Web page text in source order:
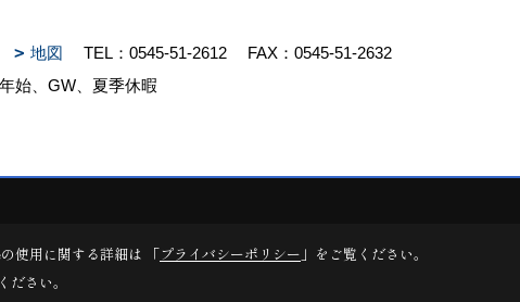
地図 TEL： 0545-51-2612
FAX：0545-51-2632
始、GW、夏季休暇
使用に関する詳細は 「プライバシーポリシー 」をご覧ください。
さい。